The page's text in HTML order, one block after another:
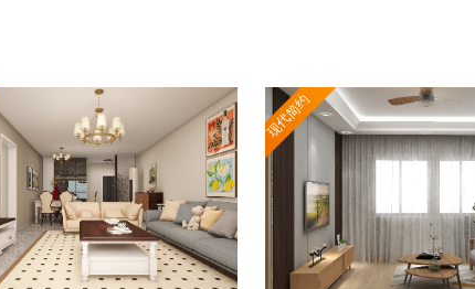
现代简约